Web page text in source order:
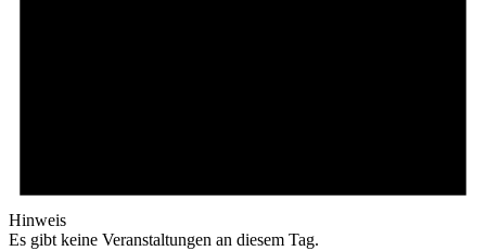
Hinweis
Es gibt keine Veranstaltungen an diesem Tag.